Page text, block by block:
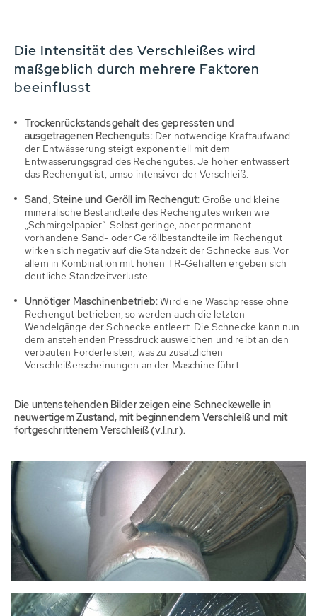
Die Intensität des Verschleißes wird
maßgeblich durch mehrere Faktoren
beeinflusst
Trockenrückstandsgehalt des gepressten und
ausgetragenen Rechenguts:Der notwendige Kraftaufwand
der Entwässerung steigt exponentiell mit dem
Entwässerungsgrad des Rechengutes. Je höher entwässert
das Rechengut ist, umso intensiver der Verschleiß.
Sand, Steine und Geröll im Rechengut: Große und kleine
mineralische Bestandteile des Rechengutes wirken wie
„Schmirgelpapier“. Selbst geringe, aber permanent
vorhandene Sand- oder Geröllbestandteile im Rechengut
wirken sich negativ auf die Standzeit der Schnecke aus. Vor
allem in Kombination mit hohen TR-Gehalten ergeben sich
deutliche Standzeitverluste
Unnötiger Maschinenbetrieb:Wird eine Waschpresse ohne
Rechengut betrieben, so werden auch die letzten
Wendelgänge der Schnecke entleert. Die Schnecke kann nun
dem anstehenden Pressdruck ausweichen und reibt an den
verbauten Förderleisten, was zu zusätzlichen
Verschleißerscheinungen an der Maschine führt.
Die untenstehenden Bilder zeigen eine Schneckewelle in
neuwertigem Zustand, mit beginnendem Verschleiß und mit
fortgeschrittenem Verschleiß (v.l.n.r).